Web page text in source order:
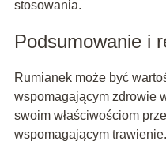
stosowania.
Podsumowanie i
Rumianek może być
wspomagającym zdrowie
swoim właściwościom
wspomagającym